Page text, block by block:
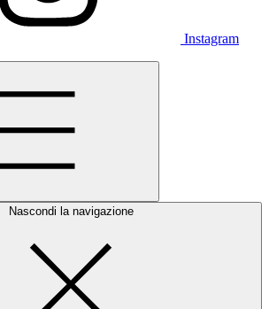
Instagram
Nascondi la navigazione